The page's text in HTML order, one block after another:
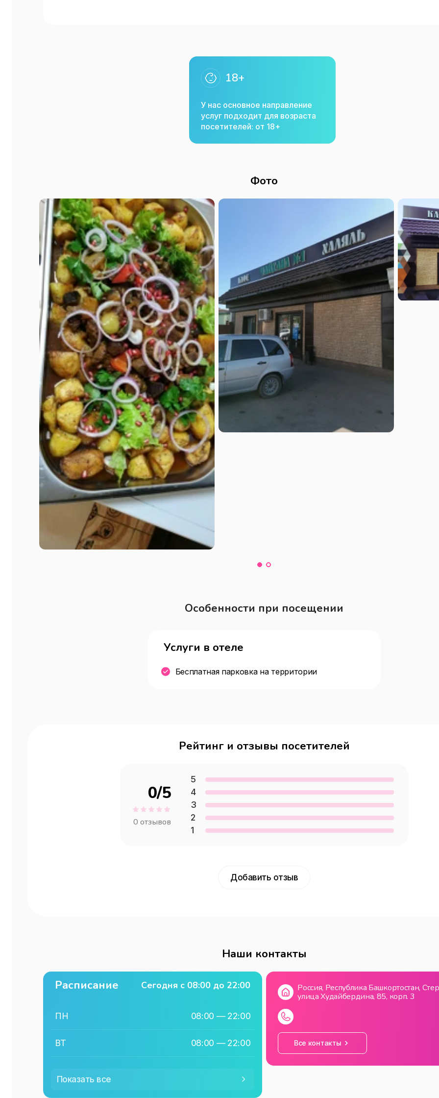
18+
У нас основное направление
услуг подходит для возраста
посетителей: от 18+
Фото
Особенности при посещении
Услуги в отеле
Бесплатная парковка на территории
Рейтинг и отзывы посетителей
0/5
0 отзывов
5
4
3
2
1
Добавить отзыв
Наши контакты
Расписание Сегодня с 08:00 до 22:00
ПН 08:00 — 22:00
ВТ 08:00 — 22:00
Показать все
Россия, Республика Башкортостан,
улица Худайбердина, 85, корп. 3
Все контакты